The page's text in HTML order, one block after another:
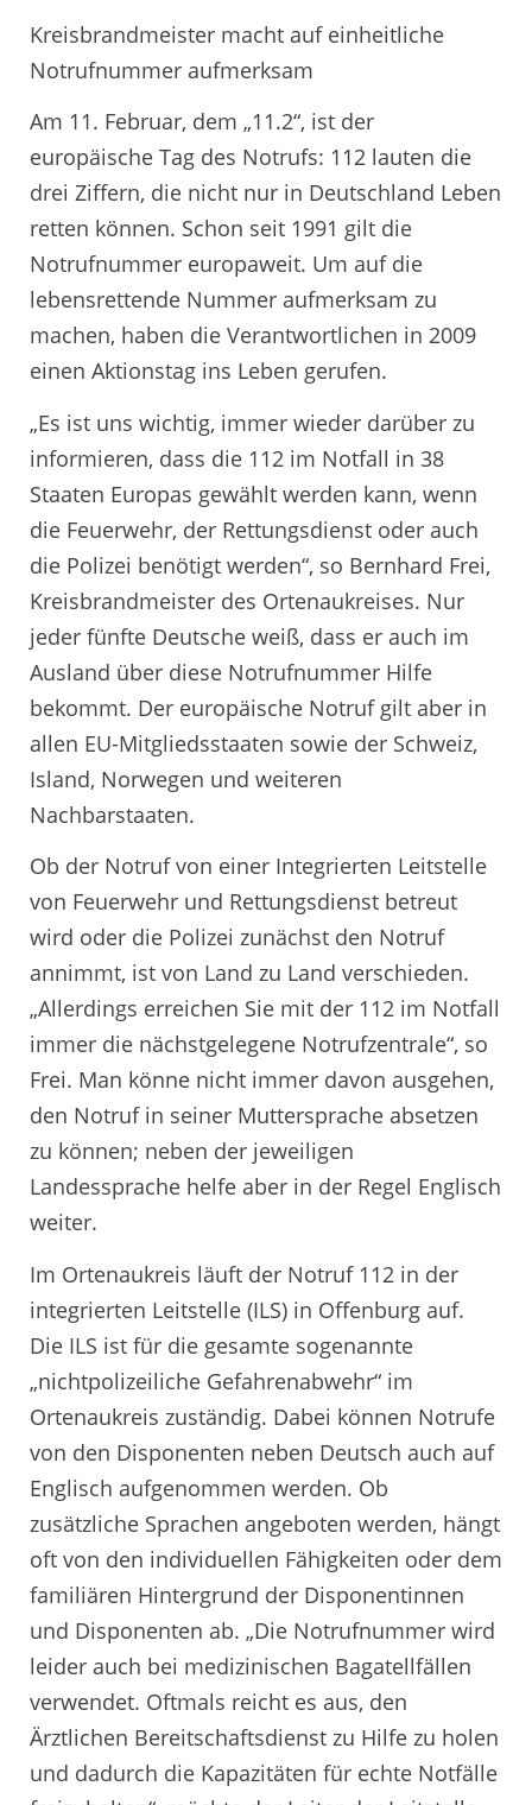
Kreisbrandmeister macht auf einheitliche
Notrufnummer aufmerksam
Am 11. Februar, dem „11.2“, ist der
europäische Tag des Notrufs: 112 lauten die
drei Ziffern, die nicht nur in Deutschland Leben
retten können. Schon seit 1991 gilt die
Notrufnummer europaweit. Um auf die
lebensrettende Nummer aufmerksam zu
machen, haben die Verantwortlichen in 2009
einen Aktionstag ins Leben gerufen.
„Es ist uns wichtig, immer wieder darüber zu
informieren, dass die 112 im Notfall in 38
Staaten Europas gewählt werden kann, wenn
die Feuerwehr, der Rettungsdienst oder auch
die Polizei benötigt werden“, so Bernhard Frei,
Kreisbrandmeister des Ortenaukreises. Nur
jeder fünfte Deutsche weiß, dass er auch im
Ausland über diese Notrufnummer Hilfe
bekommt. Der europäische Notruf gilt aber in
allen EU-Mitgliedsstaaten sowie der Schweiz,
Island, Norwegen und weiteren
Nachbarstaaten.
Ob der Notruf von einer Integrierten Leitstelle
von Feuerwehr und Rettungsdienst betreut
wird oder die Polizei zunächst den Notruf
annimmt, ist von Land zu Land verschieden.
„Allerdings erreichen Sie mit der 112 im Notfall
immer die nächstgelegene Notrufzentrale“, so
Frei. Man könne nicht immer davon ausgehen,
den Notruf in seiner Muttersprache absetzen
zu können; neben der jeweiligen
Landessprache helfe aber in der Regel Englisch
weiter.
Im Ortenaukreis läuft der Notruf 112 in der
integrierten Leitstelle (ILS) in Offenburg auf.
Die ILS ist für die gesamte sogenannte
„nichtpolizeiliche Gefahrenabwehr“ im
Ortenaukreis zuständig. Dabei können Notrufe
von den Disponenten neben Deutsch auch auf
Englisch aufgenommen werden. Ob
zusätzliche Sprachen angeboten werden, hängt
oft von den individuellen Fähigkeiten oder dem
familiären Hintergrund der Disponentinnen
und Disponenten ab. „Die Notrufnummer wird
leider auch bei medizinischen Bagatellfällen
verwendet. Oftmals reicht es aus, den
Ärztlichen Bereitschaftsdienst zu Hilfe zu holen
und dadurch die Kapazitäten für echte Notfälle